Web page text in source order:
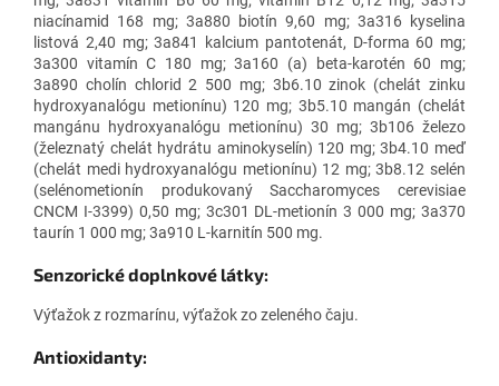
niacínamid 168 mg; 3a880 biotín 9,60 mg; 3a316 kyselina
listová 2,40 mg; 3a841 kalcium pantotenát, D-forma 60 mg;
3a300 vitamín C 180 mg; 3a160 (a) beta-karotén 60 mg;
3a890 cholín chlorid 2 500 mg; 3b6.10 zinok (chelát zinku
hydroxyanalógu metionínu) 120 mg; 3b5.10 mangán (chelát
mangánu hydroxyanalógu metionínu) 30 mg; 3b106 železo
(železnatý chelát hydrátu aminokyselín) 120 mg; 3b4.10 meď
(chelát medi hydroxyanalógu metionínu) 12 mg; 3b8.12 selén
(selénometionín produkovaný Saccharomyces cerevisiae
CNCM I-3399) 0,50 mg; 3c301 DL-metionín 3 000 mg; 3a370
taurín 1 000 mg; 3a910 L-karnitín 500 mg.
Senzorické doplnkové látky:
Výťažok z rozmarínu, výťažok zo zeleného čaju.
Antioxidanty: